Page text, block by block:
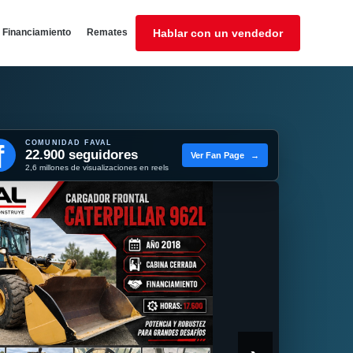
Financiamiento Remates Hablar con un vendedor
COMUNIDAD FAVAL
22.900 seguidores
2,6 millones de visualizaciones en reels
Ver Fan Page →